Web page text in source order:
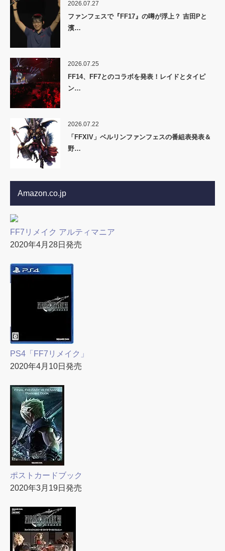
2026.07.27
ファンフェスで『FF17』の噂が浮上？ 吉田Pと
濱…
2026.07.25
FF14、FF7とのコラボを発表！レイドとタイピ
ン…
2026.07.22
「FFXIV」ベルリンファンフェスの番組表発表＆
野…
Amazon.co.jp
FF7リメイク アルティマニア
2020年4月28日発売
PS4「FF7リメイク」
2020年4月10日発売
ポストカードブック
2020年3月19日発売